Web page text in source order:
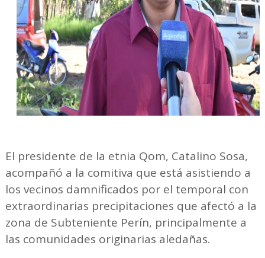
El presidente de la etnia Qom, Catalino Sosa,
acompañó a la comitiva que está asistiendo a
los vecinos damnificados por el temporal con
extraordinarias precipitaciones que afectó a la
zona de Subteniente Perín, principalmente a
las comunidades originarias aledañas.